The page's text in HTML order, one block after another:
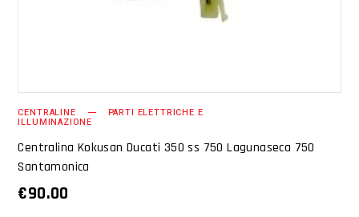
CENTRALINE PARTI ELETTRICHE E
ILLUMINAZIONE
Centralina Kokusan Ducati 350 ss 750 Lagunaseca 750
Santamonica
€90.00